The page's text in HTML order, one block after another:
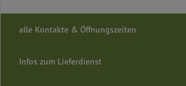
alle Kontakte & Öffnungszeiten
Infos zum Lieferdienst